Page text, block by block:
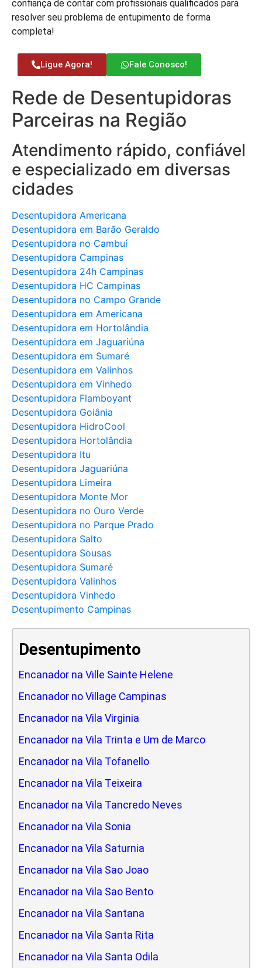
confiança de contar com profissionais qualificados para
resolver seu problema de entupimento de forma
completa!
Ligue Agora! Fale Conosco!
Rede de Desentupidoras
Parceiras na Região
Atendimento rápido, confiável
e especializado em diversas
cidades
Desentupidora Americana
Desentupidora em Barão Geraldo
Desentupidora no Cambuí
Desentupidora Campinas
Desentupidora 24h Campinas
Desentupidora HC Campinas
Desentupidora no Campo Grande
Desentupidora em Americana
Desentupidora em Hortolândia
Desentupidora em Jaguariúna
Desentupidora em Sumaré
Desentupidora em Valinhos
Desentupidora em Vinhedo
Desentupidora Flamboyant
Desentupidora Goiânia
Desentupidora HidroCool
Desentupidora Hortolândia
Desentupidora Itu
Desentupidora Jaguariúna
Desentupidora Limeira
Desentupidora Monte Mor
Desentupidora no Ouro Verde
Desentupidora no Parque Prado
Desentupidora Salto
Desentupidora Sousas
Desentupidora Sumaré
Desentupidora Valinhos
Desentupidora Vinhedo
Desentupimento Campinas
Desentupimento
Encanador na Ville Sainte Helene
Encanador no Village Campinas
Encanador na Vila Virginia
Encanador na Vila Trinta e Um de Marco
Encanador na Vila Tofanello
Encanador na Vila Teixeira
Encanador na Vila Tancredo Neves
Encanador na Vila Sonia
Encanador na Vila Saturnia
Encanador na Vila Sao Joao
Encanador na Vila Sao Bento
Encanador na Vila Santana
Encanador na Vila Santa Rita
Encanador na Vila Santa Odila